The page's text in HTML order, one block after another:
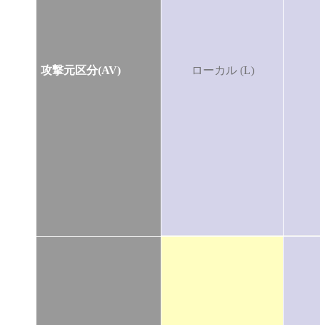
攻撃元区分(AV) ローカル (L)